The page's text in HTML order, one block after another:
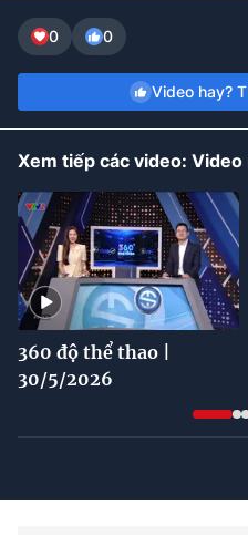
Thể thao Điện tử
Các môn khác
Bên lề
0 0
Video hay?
Xem tiếp các video: Video
360 độ thể thao |
30/5/2026